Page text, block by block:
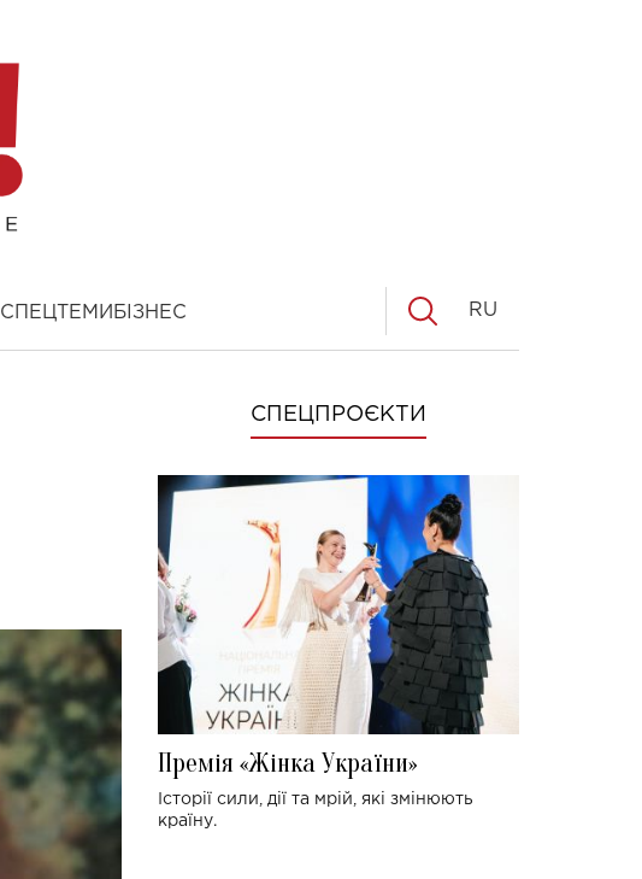
СПЕЦТЕМИ БІЗНЕС RU
СПЕЦПРОЄКТИ
Премія «Жінка України»
Історії сили, дії та мрій, які змінюють
країну.